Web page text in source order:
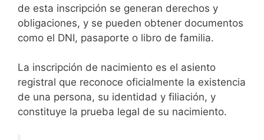
de esta inscripción se generan derechos y
obligaciones, y se pueden obtener documentos
como el DNI, pasaporte o libro de familia.
La inscripción de nacimiento es el asiento
registral que reconoce oficialmente la existencia
de una persona, su identidad y filiación, y
constituye la prueba legal de su nacimiento.